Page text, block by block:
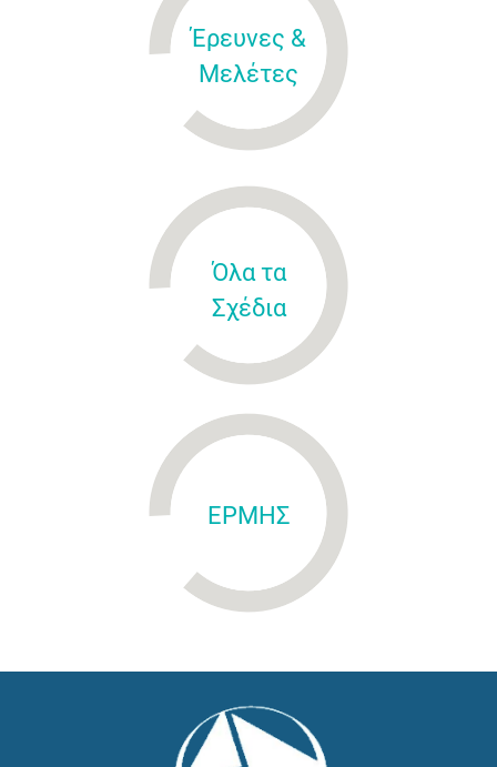
Έρευνες &
Μελέτες
Όλα τα
Σχέδια
ΕΡΜΗΣ